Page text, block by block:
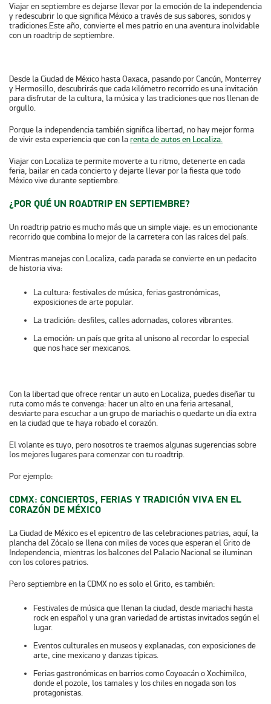
Viajar en septiembre es dejarse llevar por la emoción de la independencia
y redescubrir lo que significa México a través de sus sabores, sonidos y
tradiciones.Este año, convierte el mes patrio en una aventura inolvidable
con un roadtrip de septiembre.
Desde la Ciudad de México hasta Oaxaca, pasando por Cancún, Monterrey
y Hermosillo, descubrirás que cada kilómetro recorrido es una invitación
para disfrutar de la cultura, la música y las tradiciones que nos llenan de
orgullo.
Porque la independencia también significa libertad, no hay mejor forma
de vivir esta experiencia que con larenta de autos en Localiza.
Viajar con Localiza te permite moverte a tu ritmo, detenerte en cada
feria, bailar en cada concierto y dejarte llevar por la fiesta que todo
México vive durante septiembre.
¿POR QUÉ UN ROADTRIP EN SEPTIEMBRE?
Un roadtrip patrio es mucho más que un simple viaje: es un emocionante
recorrido que combina lo mejor de la carretera con las raíces del país.
Mientras manejas con Localiza, cada parada se convierte en un pedacito
de historia viva:
La cultura: festivales de música, ferias gastronómicas,
exposiciones de arte popular.
La tradición: desfiles, calles adornadas, colores vibrantes.
La emoción: un país que grita al unísono al recordar lo especial
que nos hace ser mexicanos.
Con la libertad que ofrece rentar un auto en Localiza, puedes diseñar tu
ruta como más te convenga: hacer un alto en una feria artesanal,
desviarte para escuchar a un grupo de mariachis o quedarte un día extra
en la ciudad que te haya robado el corazón.
El volante es tuyo, pero nosotros te traemos algunas sugerencias sobre
los mejores lugares para comenzar con tu roadtrip.
Por ejemplo:
CDMX: CONCIERTOS, FERIAS Y TRADICIÓN VIVA EN EL
CORAZÓN DE MÉXICO
La Ciudad de México es el epicentro de las celebraciones patrias, aquí, la
plancha del Zócalo se llena con miles de voces que esperan el Grito de
Independencia, mientras los balcones del Palacio Nacional se iluminan
con los colores patrios.
Pero septiembre en la CDMX no es solo el Grito, es también:
Festivales de músicaque llenan la ciudad, desde mariachi hasta
rock en español y una gran variedad de artistas invitados según el
lugar.
Eventos culturalesen museos y explanadas, con exposiciones de
arte, cine mexicano y danzas típicas.
Ferias gastronómicasen barrios como Coyoacán o Xochimilco,
donde el pozole, los tamales y los chiles en nogada son los
protagonistas.